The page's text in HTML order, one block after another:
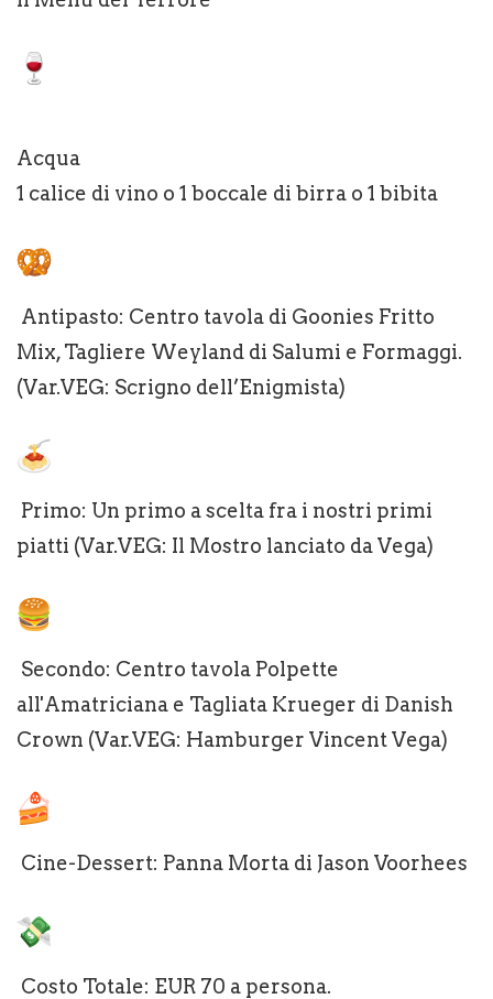
Acqua
1 calice di vino o 1 boccale di birra o 1 bibita
Antipasto: Centro tavola di Goonies Fritto
Mix, Tagliere Weyland di Salumi e Formaggi.
(Var.VEG: Scrigno dell’Enigmista)
Primo: Un primo a scelta fra i nostri primi
piatti (Var.VEG: Il Mostro lanciato da Vega)
Secondo: Centro tavola Polpette
all'Amatriciana e Tagliata Krueger di Danish
Crown (Var.VEG: Hamburger Vincent Vega)
Cine-Dessert: Panna Morta di Jason Voorhees
Costo Totale: EUR 70 a persona.